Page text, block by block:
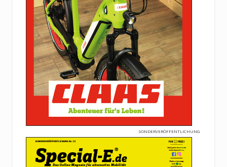
SONDERVERÖFFENTLICHUNG